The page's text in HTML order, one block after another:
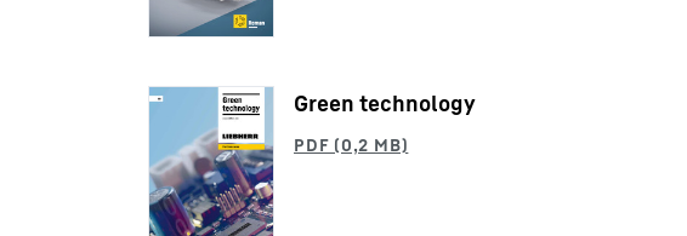
Green technology